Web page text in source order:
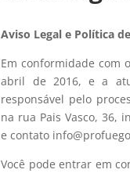
Aviso Legal e Política
Em conformidade com
abril de 2016, e a
responsável pelo
na rua Pais Vasco, 36,
e contato
Você pode entrar em